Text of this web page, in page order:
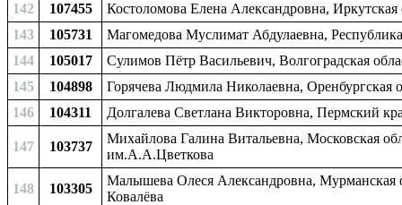
142
107455
Костоломова Елена Александровна,
143
105731
Магомедова Муслимат Абдулаевна,
144
105017
Сулимов Пётр Васильевич, Волгоградская
145
104898
Горячева Людмила Николаевна, Оренбургская
146
104311 Долгалева Светлана Викторовна, Пермский
147 103737
Михайлова Галина Витальевна, Московская
им.А.А.Цветкова
148 103305
Малышева Олеся Александровна, Мурманская
Ковалёва